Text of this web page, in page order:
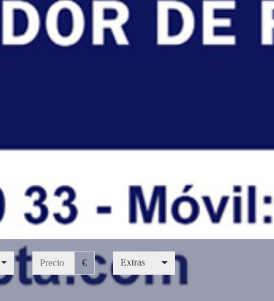
Precio hasta...
€ Extras
Extras